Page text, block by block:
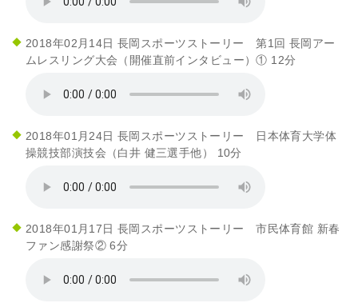
2018年02月14日 長岡スポーツストーリー 第1回 長岡アー
ムレスリング大会（開催直前インタビュー）① 12分
2018年01月24日 長岡スポーツストーリー 日本体育大学体
操競技部演技会（白井 健三選手他） 10分
2018年01月17日 長岡スポーツストーリー 市民体育館 新春
ファン感謝祭② 6分